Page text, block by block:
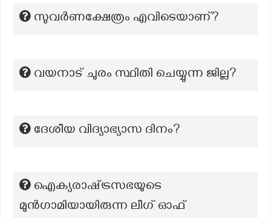
സുവർണക്ഷേത്രം എവിടെയാണ്?
വയനാട് ചുരം സ്ഥിതി ചെയ്യുന്ന ജില്ല?
ദേശീയ വിദ്യാഭ്യാസ ദിനം?
ഐക്യരാഷ്‌ട്രസഭയുടെ
മുൻഗാമിയായിരുന്ന ലീഗ് ഓഫ്